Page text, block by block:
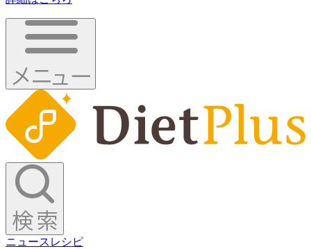
ニュース レシピ